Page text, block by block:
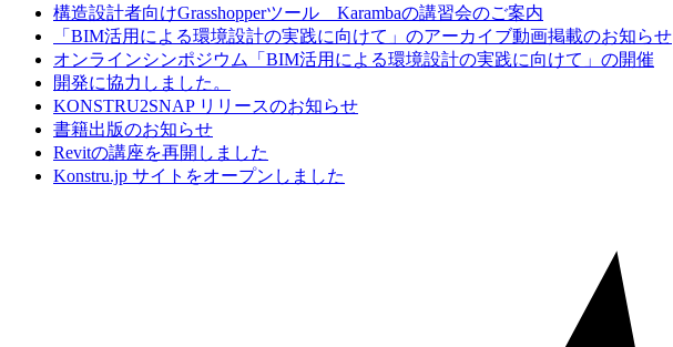
構造設計者向けGrasshopperツール Karambaの講習会のご案内
「BIM活用による環境設計の実践に向けて」のアーカイブ動画掲載のお知らせ
オンラインシンポジウム「BIM活用による環境設計の実践に向けて」の開催
開発に協力しました。
KONSTRU2SNAP リリースのお知らせ
書籍出版のお知らせ
Revitの講座を再開しました
Konstru.jp サイトをオープンしました